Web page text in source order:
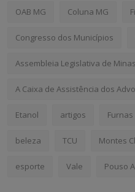
OAB MG Coluna MG
Congresso dos Municípios
Assembleia Legislativa de
A Caixa de Assistência dos
Etanol artigos Furnas
beleza TCU Montes
esporte Vale Pouso